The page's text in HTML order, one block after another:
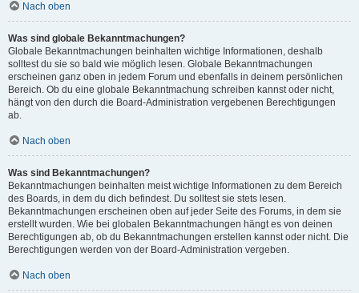
Nach oben
Was sind globale Bekanntmachungen?
Globale Bekanntmachungen beinhalten wichtige Informationen, deshalb
solltest du sie so bald wie möglich lesen. Globale Bekanntmachungen
erscheinen ganz oben in jedem Forum und ebenfalls in deinem persönlichen
Bereich. Ob du eine globale Bekanntmachung schreiben kannst oder nicht,
hängt von den durch die Board-Administration vergebenen Berechtigungen
ab.
Nach oben
Was sind Bekanntmachungen?
Bekanntmachungen beinhalten meist wichtige Informationen zu dem Bereich
des Boards, in dem du dich befindest. Du solltest sie stets lesen.
Bekanntmachungen erscheinen oben auf jeder Seite des Forums, in dem sie
erstellt wurden. Wie bei globalen Bekanntmachungen hängt es von deinen
Berechtigungen ab, ob du Bekanntmachungen erstellen kannst oder nicht. Die
Berechtigungen werden von der Board-Administration vergeben.
Nach oben